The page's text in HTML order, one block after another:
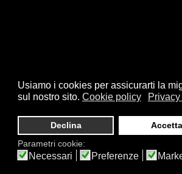
Usiamo i cookies per assicurarti la
sul nostro sito. Cookie policy
Declina
Parametri cookie:
Necessari Preferenze